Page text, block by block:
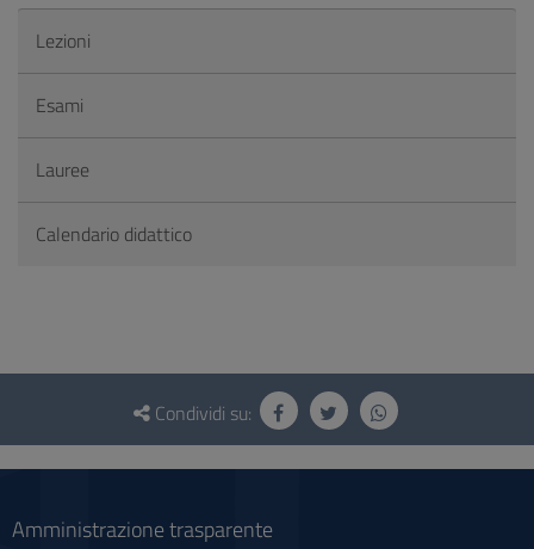
Lezioni
Esami
Lauree
Calendario didattico
Questionario
social
Condividi su:
Amministrazione trasparente